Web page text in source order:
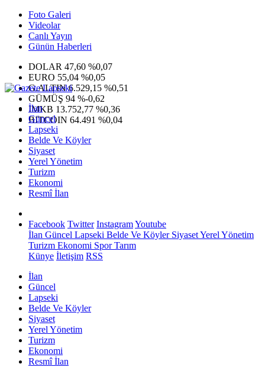
Foto Galeri
Videolar
Canlı Yayın
Günün Haberleri
DOLAR 47,60 %0,07
EURO 55,04 %0,05
G.ALTIN6.529,15 %0,51
GÜMÜŞ 94 %-0,62
IMKB 13.752,77 %0,36
BITCOIN 64.491 %0,04
İlan
Güncel
Lapseki
Belde Ve Köyler
Siyaset
Yerel Yönetim
Turizm
Ekonomi
Resmî İlan
Facebook Twitter InstagramYoutube
İlan Güncel Lapseki Belde Ve KöylerSiyasetYerel Yönetim
Turizm Ekonomi SporTarım
Künye İletişim RSS
İlan
Güncel
Lapseki
Belde Ve Köyler
Siyaset
Yerel Yönetim
Turizm
Ekonomi
Resmî İlan